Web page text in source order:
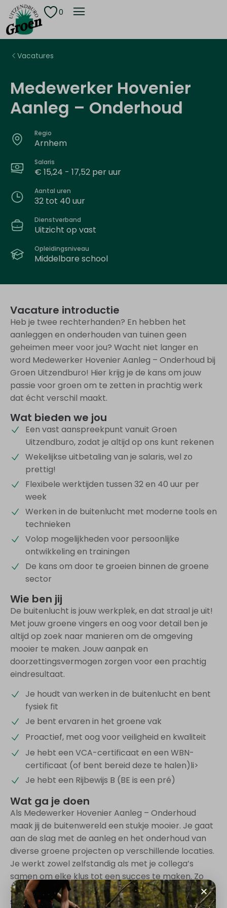
0
Vacatures
Medewerker Hovenier
Aanleg – Onderhoud
Regio
Arnhem
Salaris
€ 15,24 - 17,52 per uur
Aantal uren
32 tot 40 uur
Dienstverband
Uitzicht op vast
Opleidingsniveau
Middelbare school
Vacature introductie
Heb je twee rechterhanden? En hebben het
aanleggen en onderhouden van tuinen geen
geheimen meer voor jou? Wacht niet langer en
word Medewerker Hovenier Aanleg – Onderhoud bij
Groen Uitzendburo! Hier krijg je de kans om jouw
passie voor groen om te zetten in prachtig werk
dat écht verschil maakt.
Wat bieden we jou
Een vast aanspreekpunt vanuit Groen
Uitzendburo, zodat je altijd op ons kunt rekenen
Wekelijkse uitbetaling van je salaris, wel zo
prettig!
Flexibele werktijden tussen 32 en 40 uur per
week
Werken in de buitenlucht met moderne tools en
technieken
Volop mogelijkheden voor persoonlijke
ontwikkeling en trainingen
De kans om door te groeien binnen de groene
sector
Wie ben jij
De buitenlucht is jouw werkplek, en dat straal je uit!
Met jouw groene vingers en oog voor detail ben je
altijd op zoek naar manieren om de omgeving
mooier te maken. Jouw aanpak en
doorzettingsvermogen zorgen voor een prachtig
eindresultaat.
Je houdt van werken in de buitenlucht en bent
fysiek fit
Je bent ervaren in het groene vak
Proactief, met oog voor veiligheid en kwaliteit
Je hebt een VCA-certificaat en een WBN-
certificaat (of bent bereid deze te halen)li>
Je hebt een Rijbewijs B (BE is een pré)
Wat ga je doen
Als Medewerker Hovenier Aanleg – Onderhoud
maak jij de buitenwereld een stukje mooier. Je gaat
aan de slag met de aanleg en het onderhoud van
diverse groene projecten op verschillende locaties.
Je werkt zowel zelfstandig als met je collega’s
samen om elke klus tot een succes te maken. Zo
zorg jij ervoor dat elk stukje groen weer mag
stralen!